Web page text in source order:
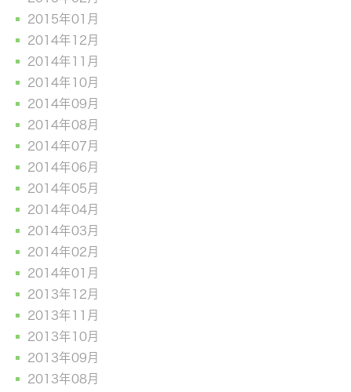
2015年01月
2014年12月
2014年11月
2014年10月
2014年09月
2014年08月
2014年07月
2014年06月
2014年05月
2014年04月
2014年03月
2014年02月
2014年01月
2013年12月
2013年11月
2013年10月
2013年09月
2013年08月